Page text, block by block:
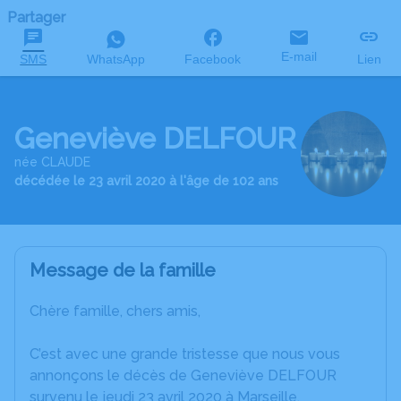
Partager
SMS WhatsApp Facebook E-mail Lien
Geneviève DELFOUR
née CLAUDE
décédée le 23 avril 2020 à l'âge de 102 ans
Message de la famille
Chère famille, chers amis,
C’est avec une grande tristesse que nous vous
annonçons le décès de Geneviève DELFOUR
survenu le jeudi 23 avril 2020 à Marseille.